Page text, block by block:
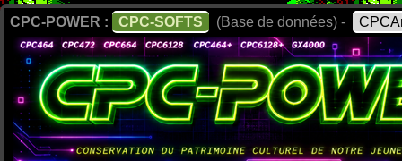
CPC-POWER : CPC-SOFTS (Base de données) -